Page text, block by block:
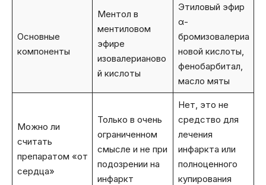
Основные
компоненты
Ментол в
ментиловом
эфире
изовалерианово
й кислоты
Этиловый эфир
α-
бромизовалериа
новой кислоты,
фенобарбитал,
масло мяты
Можно ли
считать
препаратом «от
сердца»
Только в очень
ограниченном
смысле и не при
подозрении на
инфаркт
Нет, это не
средство для
лечения
инфаркта или
полноценного
купирования